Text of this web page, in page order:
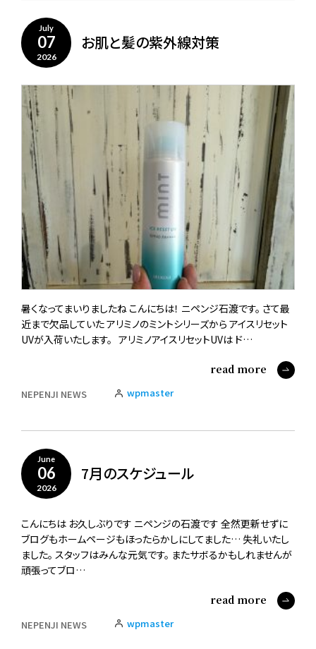
July
07
2026
お肌と髪の紫外線対策
暑くなってまいりましたね こんにちは！ ニペンジ石渡です。 さて最
近まで欠品していた アリミノのミントシリーズから アイスリセット
UVが入荷いたします。 アリミノアイスリセットUVは ド…
read more
NEPENJI NEWS wpmaster
June
06
2026
7月のスケジュール
こんにちは お久しぶりです ニペンジの石渡です 全然更新せずに
ブログもホームページもほったらかしにしてました… 失礼いたし
ました。 スタッフはみんな元気です。 またサボるかもしれませんが
頑張ってブロ…
read more
NEPENJI NEWS wpmaster